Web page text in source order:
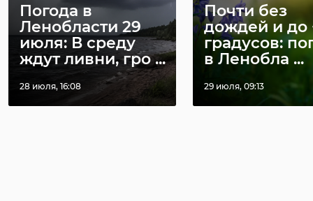
Погода в
Ленобласти 29
июля: В среду
ждут ливни, гро ...
28 июля, 16:08
Почти без
дождей и до
градусов:
в Ленобла ...
29 июля, 09:13